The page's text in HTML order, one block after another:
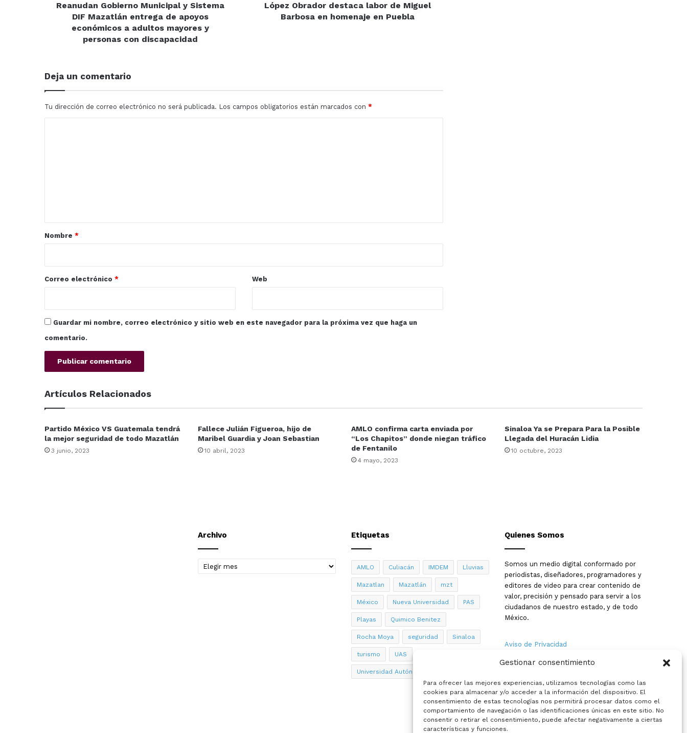
Gestionar consentimiento
Para ofrecer las mejores experiencias, utilizamos tecnologías como las
cookies para almacenar y/o acceder a la información del dispositivo. El
consentimiento de estas tecnologías nos permitirá procesar datos como el
comportamiento de navegación o las identificaciones únicas en este sitio. No
consentir o retirar el consentimiento, puede afectar negativamente a ciertas
características y funciones.
apoyos
económicos
con
discapacidad
Reanudan Gobierno Municipal y Sistema
DIF Mazatlán entrega de apoyos
económicos a adultos mayores y
personas con discapacidad
López Obrador destaca labor de Miguel
Barbosa en homenaje en Puebla
Deja un comentario
Tu dirección de correo electrónico no será publicada. Los campos obligatorios están marcados con *
r
*
Nombre *
Correo electrónico * Web
Guardar mi nombre, correo electrónico y sitio web en este navegador para la próxima vez que haga un
comentario.
Artículos Relacionados
Partido México VS Guatemala tendrá
la mejor seguridad de todo Mazatlán
3 junio, 2023
Fallece Julián Figueroa, hijo de
Maribel Guardia y Joan Sebastian
10 abril, 2023
AMLO confirma carta enviada por
“Los Chapitos” donde niegan tráfico
de Fentanilo
4 mayo, 2023
Sinaloa Ya se Prepara Para la Posible
Llegada del Huracán Lidia
10 octubre, 2023
Archivo
Archivo
Etiquetas
AMLO Culiacán IMDEM Lluvias
Mazatlan Mazatlán mzt
México Nueva Universidad PAS
Playas Quimico Benitez
Rocha Moya seguridad Sinaloa
turismo UAS
Universidad Autónoma de Sinaloa
Quienes Somos
Somos un medio digital conformado por
periodistas, diseñadores, programadores y
editores de video para crear contenido de
valor, precisión y pensado para servir a los
ciudadanos de nuestro estado, y de todo
México.
Aviso de Privacidad
Nosotros
Términos y Condiciones
Política de Cookies